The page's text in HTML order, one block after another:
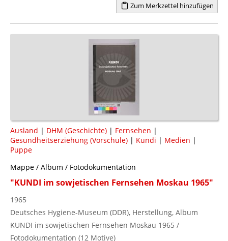
Zum Merkzettel hinzufügen
Ausland | DHM (Geschichte) | Fernsehen |
Gesundheitserziehung (Vorschule) | Kundi | Medien |
Puppe
Mappe / Album / Fotodokumentation
"KUNDI im sowjetischen Fernsehen Moskau 1965"
1965
Deutsches Hygiene-Museum (DDR), Herstellung, Album
KUNDI im sowjetischen Fernsehen Moskau 1965 /
Fotodokumentation (12 Motive)